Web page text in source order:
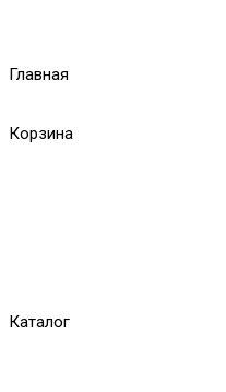
Главная
Корзина
Каталог